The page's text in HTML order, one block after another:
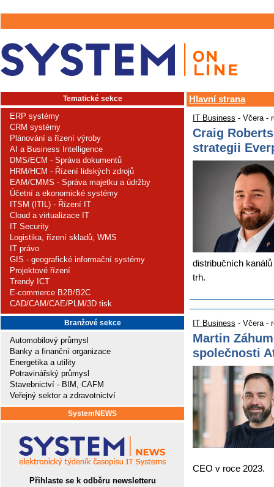
Tematické sekce
ERP systémy
CRM systémy
Plánování a řízení výroby
AI a Business Intelligence
DMS/ECM - Správa dokumentů
HRM/HCM - Řízení lidských zdrojů
EAM/CMMS - Správa majetku a údržby
Účetní a ekonomické systémy
ITSM (ITIL) - Řízení IT
Cloud a virtualizace IT
IT Security
Logistika, řízení skladů, WMS
IT právo
GIS - geografické informační systémy
Projektové řízení
Trendy ICT
E-commerce B2B/B2C
CAD/CAM/CAE/PLM/3D tisk
Branžové sekce
Automobilový průmysl
Banky a finanční organizace
Energetika a utility
Potravinářský průmysl
Stavebnictví - BIM, CAFM
Veřejný sektor a zdravotnictví
SystemNEWS
Přihlaste se k odběru newsletteru
Hlavní strana
IT Business - Včera -
Craig
strategii
distribučních
trh.
IT Business - Včera -
Martin
společnosti
CEO v roce 2023.